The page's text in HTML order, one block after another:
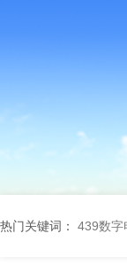
热门关键词： 439数字